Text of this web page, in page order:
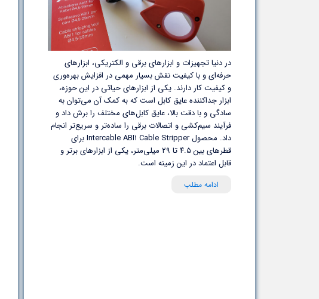
در دنیا تجهیزات و ابزارهای برقی و الکتریکی، ابزارهای
حرفه‌ای و با کیفیت نقش بسیار مهمی در افزایش بهره‌وری
و کیفیت کار دارند. یکی از ابزارهای حیاتی در این حوزه،
ابزار جداکننده عایق کابل است که به کمک آن می‌توان به
سادگی و با دقت بالا، عایق کابل‌های مختلف را برش داد و
فرآیند سیم‌کشی و اتصالات برقی را ساده‌تر و سریع‌تر انجام
داد. محصول Intercable ABI1 Cable Stripper برای
قطرهای بین ۴.۵ تا ۲۹ میلی‌متر، یکی از ابزارهای برتر و
قابل اعتماد در این زمینه است.
ادامه مطلب